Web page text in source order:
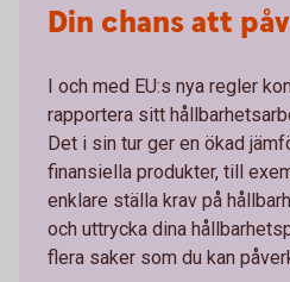
Din chans att
I och med EU:s nya regler
rapportera sitt
Det i sin tur ger en ökad
finansiella produkter, till
enklare ställa krav på
och uttrycka dina
flera saker som du kan